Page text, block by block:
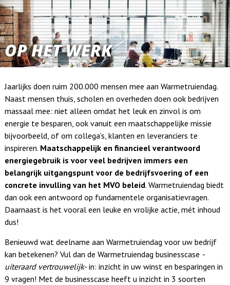
OP HET WERK
Jaarlijks doen ruim 200.000 mensen mee aan Warmetruiendag.
Naast mensen thuis, scholen en overheden doen ook bedrijven
massaal mee: niet alleen omdat het leuk en zinvol is om
energie te besparen, ook vanuit een maatschappelijke missie
bijvoorbeeld, of om collega’s, klanten en leveranciers te
inspireren. Maatschappelijk en financieel verantwoord
energiegebruik is voor veel bedrijven immers een
belangrijk uitgangspunt voor de bedrijfsvoering of een
concrete invulling van het MVO beleid. Warmetruiendag biedt
dan ook een antwoord op fundamentele organisatievragen.
Daarnaast is het vooral een leuke en vrolijke actie, mét inhoud
dus!
Benieuwd wat deelname aan Warmetruiendag voor uw bedrijf
kan betekenen? Vul dan de Warmetruiendag businesscase -
uiteraard vertrouwelijk-in: inzicht in uw winst en besparingen in
9 vragen! Met de businesscase heeft u inzicht in 3 soorten